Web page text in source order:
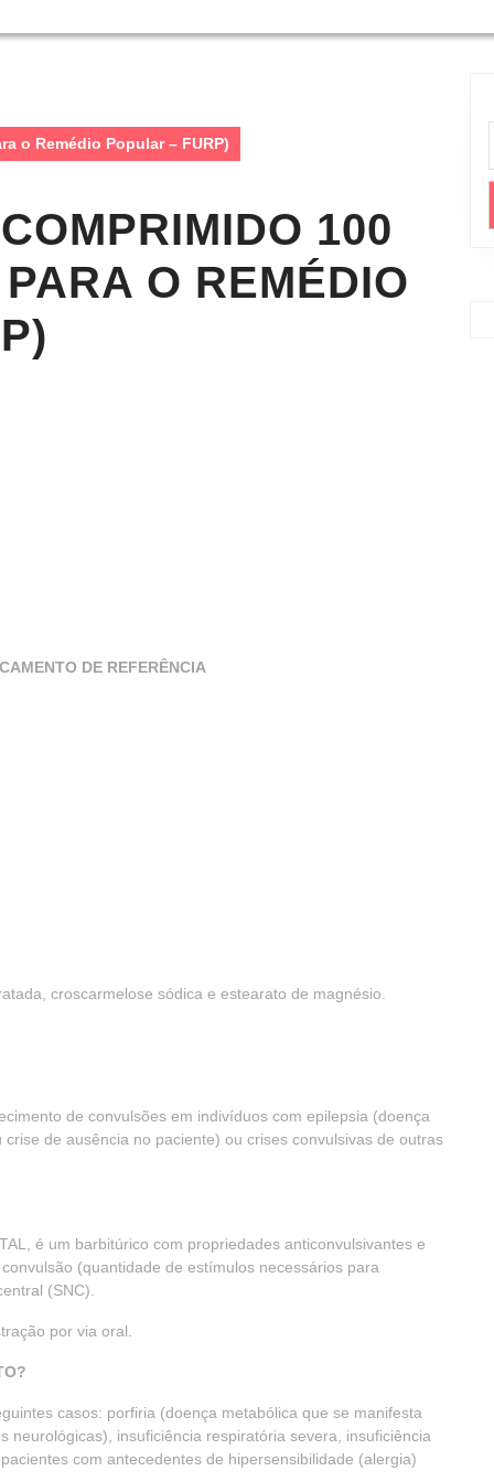
o Remédio Popular – FURP)
100
O REMÉDIO
DE REFERÊNCIA
croscarmelose sódica e estearato de magnésio.
de convulsões em indivíduos com epilepsia (doença
de ausência no paciente) ou crises convulsivas de outras
é um barbitúrico com propriedades anticonvulsivantes e
(quantidade de estímulos necessários para
(SNC).
por via oral.
casos: porfiria (doença metabólica que se manifesta
neurológicas), insuficiência respiratória severa, insuficiência
com antecedentes de hipersensibilidade (alergia)